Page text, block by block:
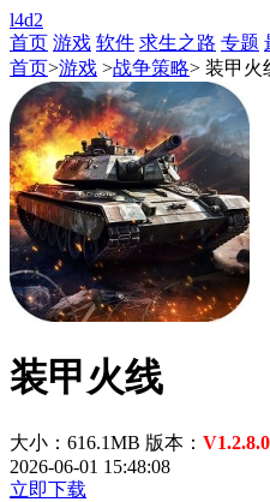
l4d2
首页 游戏 软件 求生之路 专题
首页>游戏 >战争策略> 装甲火
装甲火线
大小：616.1MB 版本： V1.2.8.0
2026-06-01 15:48:08
立即下载